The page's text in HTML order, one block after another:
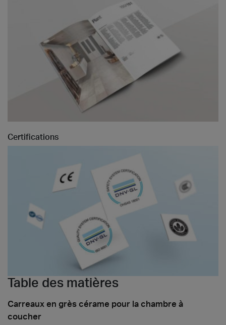
Certifications
Table des matières
Carreaux en grès cérame pour la chambre à
coucher